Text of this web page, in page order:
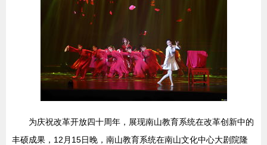
为庆祝改革开放四十周年，展现南山教育系统在改革创新中的
丰硕成果，12月15日晚，南山教育系统在南山文化中心大剧院隆